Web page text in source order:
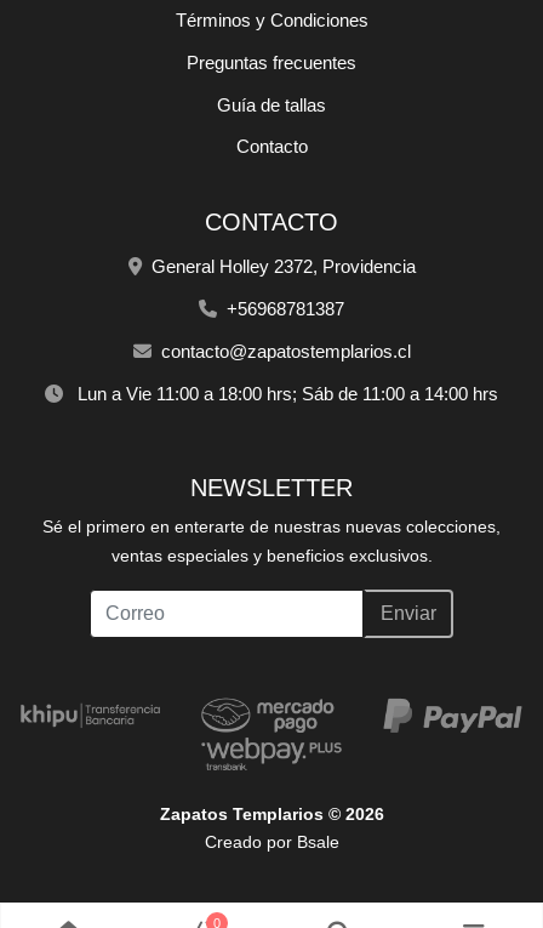
Términos y Condiciones
Preguntas frecuentes
Guía de tallas
Contacto
CONTACTO
General Holley 2372, Providencia
+56968781387
contacto@zapatostemplarios.cl
Lun a Vie 11:00 a 18:00 hrs; Sáb de 11:00 a 14:00 hrs
NEWSLETTER
Sé el primero en enterarte de nuestras nuevas colecciones,
ventas especiales y beneficios exclusivos.
Enviar
Zapatos Templarios © 2026
Creado por Bsale
0